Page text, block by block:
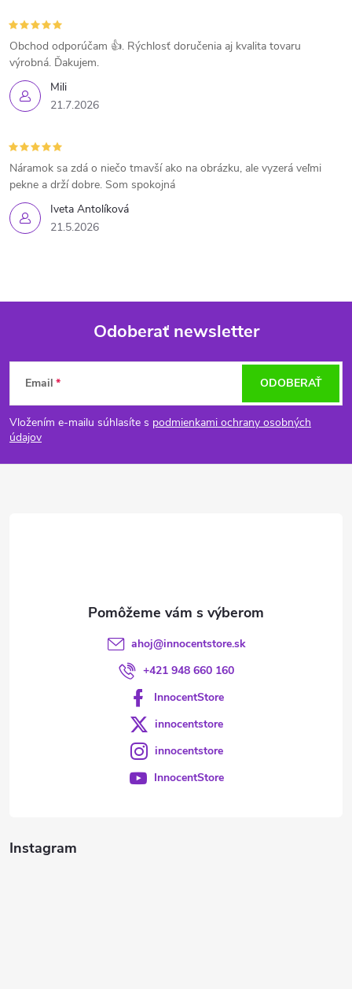
Mili
21.7.2026
Obchod odporúčam 👍. Rýchlosť doručenia aj kvalita tovaru
výrobná. Ďakujem.
Iveta Antolíková
21.5.2026
Náramok sa zdá o niečo tmavší ako na obrázku, ale vyzerá veľmi
pekne a drží dobre. Som spokojná
Z
á
p
Odoberať newsletter
Email
Vložením e-mailu súhlasíte s podmienkami ochrany osobných
údajov
ODOBERAŤ
Instagram
ahoj@innocentstore.sk
+421 948 660 160
InnocentStore
innocentstore
innocentstore
InnocentStore